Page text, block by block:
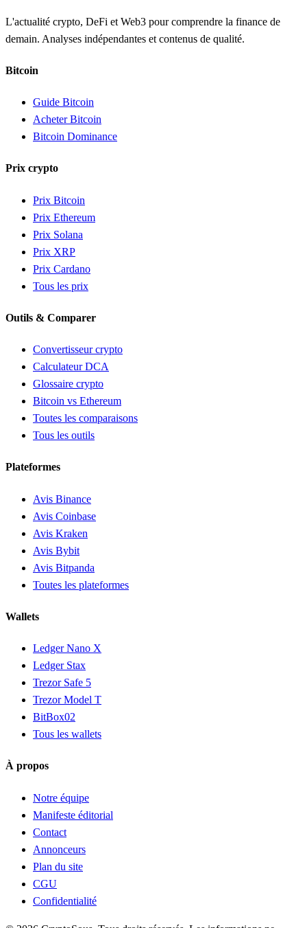
L'actualité crypto, DeFi et Web3 pour comprendre la finance de
demain. Analyses indépendantes et contenus de qualité.
Bitcoin
Guide Bitcoin
Acheter Bitcoin
Bitcoin Dominance
Prix crypto
Prix Bitcoin
Prix Ethereum
Prix Solana
Prix XRP
Prix Cardano
Tous les prix
Outils & Comparer
Convertisseur crypto
Calculateur DCA
Glossaire crypto
Bitcoin vs Ethereum
Toutes les comparaisons
Tous les outils
Plateformes
Avis Binance
Avis Coinbase
Avis Kraken
Avis Bybit
Avis Bitpanda
Toutes les plateformes
Wallets
Ledger Nano X
Ledger Stax
Trezor Safe 5
Trezor Model T
BitBox02
Tous les wallets
À propos
Notre équipe
Manifeste éditorial
Contact
Annonceurs
Plan du site
CGU
Confidentialité